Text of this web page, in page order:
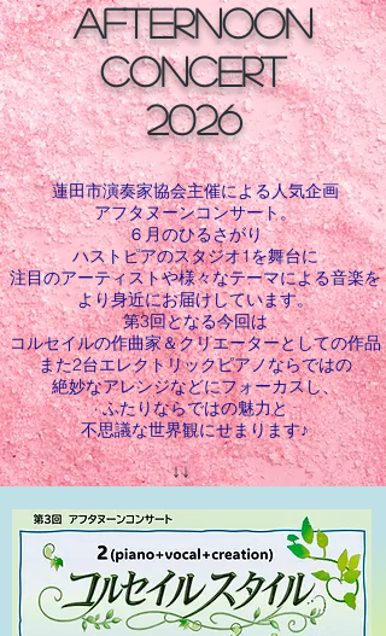
afternoon
concert
2026
​​蓮田市演奏家協会主催による人気企画
アフタヌーンコンサート。
６月のひるさがり
ハストピアのスタジオ1を舞台に
注目のアーティストや様々なテーマによる音楽を
より身近にお届けしています。
​第3回となる今回は
コルセイルの作曲家＆クリエーターとしての作品
また2台エレクトリックピアノならではの
絶妙なアレンジなどにフォーカスし、
ふたりならではの魅力と
不思議な世界観にせまります♪
​↓↓
afternoon
concert
2026